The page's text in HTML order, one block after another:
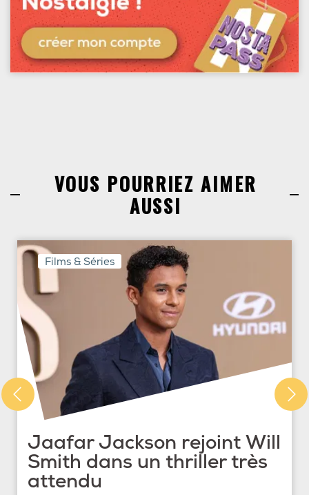
VOUS POURRIEZ AIMER
AUSSI
Films & Séries
Jaafar Jackson rejoint Will
Smith dans un thriller très
attendu